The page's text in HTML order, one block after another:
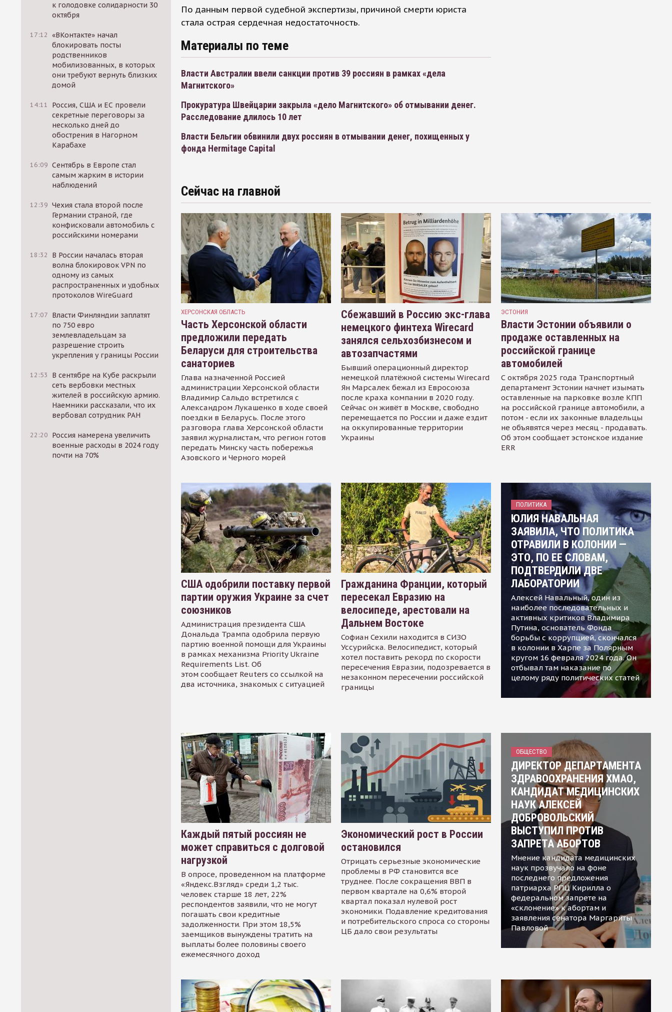
к голодовке солидарности 30
октября
17:12 «ВКонтакте» начал
блокировать посты
родственников
мобилизованных, в которых
они требуют вернуть близких
домой
14:11
Россия, США и ЕС провели
секретные переговоры за
несколько дней до
обострения в Нагорном
Карабахе
16:09 Сентябрь в Европе стал
самым жарким в истории
наблюдений
12:39 Чехия стала второй после
Германии страной, где
конфисковали автомобиль с
российскими номерами
18:32
В России началась вторая
волна блокировок VPN по
одному из самых
распространенных и удобных
протоколов WireGuard
17:07 Власти Финляндии заплатят
по 750 евро
землевладельцам за
разрешение строить
укрепления у границы России
12:53
В сентябре на Кубе раскрыли
сеть вербовки местных
жителей в российскую армию.
Наемники рассказали, что их
вербовал сотрудник РАН
22:20 Россия намерена увеличить
военные расходы в 2024 году
почти на 70%
По данным первой судебной экспертизы, причиной смерти юриста
стала острая сердечная недостаточность.
Материалы по теме
Власти Австралии ввели санкции против 39 россиян в рамках «дела
Магнитского»
Прокуратура Швейцарии закрыла «дело Магнитского» об отмывании денег.
Расследование длилось 10 лет
Власти Бельгии обвинили двух россиян в отмывании денег, похищенных у
фонда Hermitage Capital
Сейчас на главной
ХЕРСОНСКАЯ ОБЛАСТЬ
Часть Херсонской области
предложили передать
Беларуси для строительства
санаториев
Глава назначенной Россией
администрации Херсонской области
Владимир Сальдо встретился с
Александром Лукашенко в ходе своей
поездки в Беларусь. После этого
разговора глава Херсонской области
заявил журналистам, что регион готов
передать Минску часть побережья
Азовского и Черного морей
Сбежавший в Россию экс-глава
немецкого финтеха Wirecard
занялся сельхозбизнесом и
автозапчастями
Бывший операционный директор
немецкой платёжной системы Wirecard
Ян Марсалек бежал из Евросоюза
после краха компании в 2020 году.
Сейчас он живёт в Москве, свободно
перемещается по России и даже ездит
на оккупированные территории
Украины
ЭСТОНИЯ
Власти Эстонии объявили о
продаже оставленных на
российской границе
автомобилей
С октября 2025 года Транспортный
департамент Эстонии начнет изымать
оставленные на парковке возле КПП
на российской границе автомобили, а
потом - если их законные владельцы
не объявятся через месяц - продавать.
Об этом сообщает эстонское издание
ERR
США одобрили поставку первой
партии оружия Украине за счет
союзников
Администрация президента США
Дональда Трампа одобрила первую
партию военной помощи для Украины
в рамках механизма Priority Ukraine
Requirements List. Об
этом сообщает Reuters со ссылкой на
два источника, знакомых с ситуацией
Гражданина Франции, который
пересекал Евразию на
велосипеде, арестовали на
Дальнем Востоке
Софиан Сехили находится в СИЗО
Уссурийска. Велосипедист, который
хотел поставить рекорд по скорости
пересечения Евразии, подозревается в
незаконном пересечении российской
границы
ПОЛИТИКА
ЮЛИЯ НАВАЛЬНАЯ
ЗАЯВИЛА, ЧТО ПОЛИТИКА
ОТРАВИЛИ В КОЛОНИИ —
ЭТО, ПО ЕЕ СЛОВАМ,
ПОДТВЕРДИЛИ ДВЕ
ЛАБОРАТОРИИ
Алексей Навальный, один из
наиболее последовательных и
активных критиков Владимира
Путина, основатель Фонда
борьбы с коррупцией, скончался
в колонии в Харпе за Полярным
кругом 16 февраля 2024 года. Он
отбывал там наказание по
целому ряду политических статей
Каждый пятый россиян не
может справиться с долговой
нагрузкой
В опросе, проведенном на платформе
«Яндекс.Взгляд» среди 1,2 тыс.
человек старше 18 лет, 22%
респондентов заявили, что не могут
погашать свои кредитные
задолженности. При этом 18,5%
заемщиков вынуждены тратить на
выплаты более половины своего
ежемесячного доход
Экономический рост в России
остановился
Отрицать серьезные экономические
проблемы в РФ становится все
труднее. После сокращения ВВП в
первом квартале на 0,6% второй
квартал показал нулевой рост
экономики. Подавление кредитования
и потребительского спроса со стороны
ЦБ дало свои результаты
ОБЩЕСТВО
ДИРЕКТОР ДЕПАРТАМЕНТА
ЗДРАВООХРАНЕНИЯ ХМАО,
КАНДИДАТ МЕДИЦИНСКИХ
НАУК АЛЕКСЕЙ
ДОБРОВОЛЬСКИЙ
ВЫСТУПИЛ ПРОТИВ
ЗАПРЕТА АБОРТОВ
Мнение кандидата медицинских
наук прозвучало на фоне
последнего предложения
патриарха РПЦ Кирилла о
федеральном запрете на
«склонение» к абортам и
заявления сенатора Маргариты
Павловой